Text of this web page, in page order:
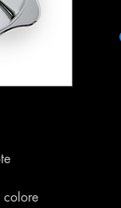
colore